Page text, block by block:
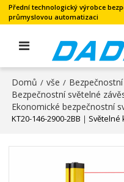
Přední technologický výrobce
průmyslovou automatizaci
Domů / vše /
Bezpečnostní světelné
Ekonomické bezpečnostní
KT20-146-2900-2BB｜